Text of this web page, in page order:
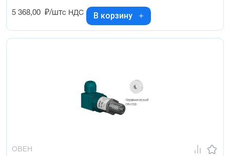
5 368,00 ₽/штс НДС В корзину
ОВЕН